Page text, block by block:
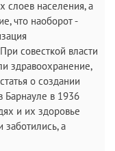
населения, а
что наоборот -
совесткой власти
здравоохранение,
о создании
в 1936
и их здоровье
а